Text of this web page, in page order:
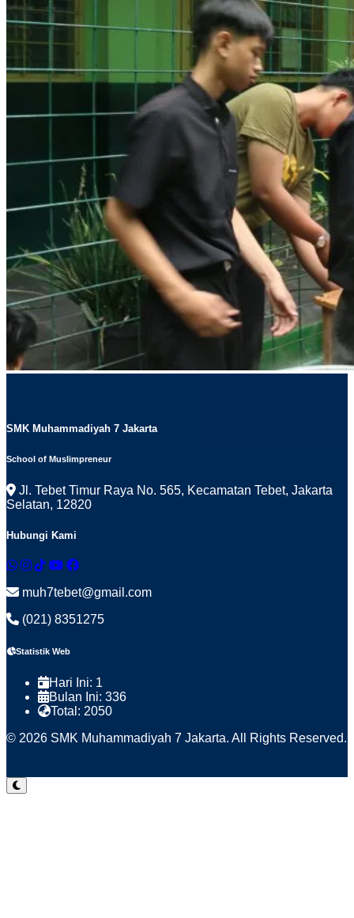
SMK Muhammadiyah 7 Jakarta
School of Muslimpreneur
Jl. Tebet Timur Raya No. 565, Kecamatan Tebet, Jakarta
Selatan, 12820
Hubungi Kami
muh7tebet@gmail.com
(021) 8351275
Statistik Web
Hari Ini: 1
Bulan Ini: 336
Total: 2050
© 2026 SMK Muhammadiyah 7 Jakarta. All Rights Reserved.